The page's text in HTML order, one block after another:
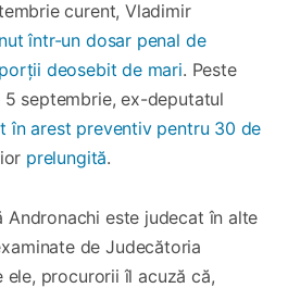
curent, Vladimir
într-un dosar penal de
deosebit de mari. Peste
septembrie, ex-deputatul
în arest preventiv pentru 30 de
prelungită.
Andronachi este judecat în alte
de Judecătoria
ele, procurorii îl acuză că,